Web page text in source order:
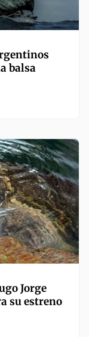
balsa
Jorge
su estreno